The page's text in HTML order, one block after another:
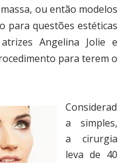
ou então modelos
para questões estéticas
Angelina Jolie e
para terem o
Considerad
a simples,
a cirurgia
leva de 40